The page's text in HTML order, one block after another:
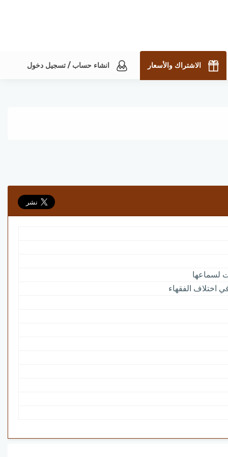
الاشتراك والأسعار انشاء حساب / تسجيل دخول
لسماعها
اختلاف الفقهاء